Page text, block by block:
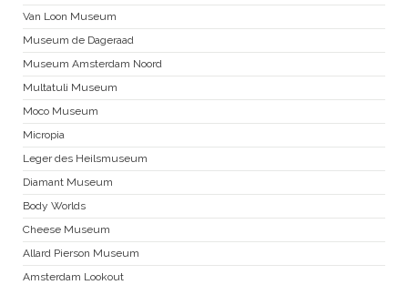
Van Loon Museum
Museum de Dageraad
Museum Amsterdam Noord
Multatuli Museum
Moco Museum
Micropia
Leger des Heilsmuseum
Diamant Museum
Body Worlds
Cheese Museum
Allard Pierson Museum
Amsterdam Lookout